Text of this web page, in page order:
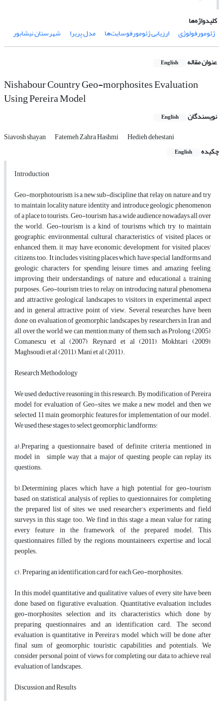
کلیدواژه‌ها
ژئومورفولوژی
ارزیابی ژئومورفوسایت‌ها مدل پریرا شهرستان نیشابور
عنوان مقاله English
Nishabour Country Geo-morphosites Evaluation
Using Pereira Model
نویسندگان English
Siavosh shayan Fatemeh Zahra Hashmi
Hedieh dehestani
چکیده
English
Introduction
Geo-morphotourism is a new sub-discipline that relay on nature and try
to maintain locality nature identity and introduce geologic phenomenon
of a place to tourists. Geo-tourism has a wide audience nowadays all over
the world. Geo-tourism is a kind of tourisms which try to maintain
geographic, environmental, cultural characteristics of visited places or
enhanced them; it may have economic development for visited places'
citizens, too. It includes visiting places which have special landforms and
geologic characters for spending leisure times and amazing feeling,
improving their understandings of nature and educational & training
purposes. Geo-tourism tries to relay on introducing natural phenomena
and attractive geological landscapes to visitors in experimental aspect
and in general attractive point of view. Several researches have been
done on evaluation of geomorphic landscapes by researchers in Iran and
all over the world, we can mention many of them such as Prolong (2005),
Comanescu et al (2007), Reynard et al (2011), Mokhtari (2009),
Maghsoudi et al (2011), Mani et al (2011).
Research Methodology
We used deductive reasoning in this research. By modification of Pereira
model for evaluation of Geo-sites, we make a new model, and then we
selected 11 main geomorphic features for implementation of our model.
We used these stages to select geomorphic landforms:
a).Preparing a questionnaire based of definite criteria mentioned in
model in simple way that a major of questing people can replay its
questions.
b).Determining places which have a high potential for geo-tourism
based on statistical analysis of replies to questionnaires, for completing
the prepared list of sites we used researcher's experiments and field
surveys in this stage, too. We find in this stage a mean value for rating
every feature in the framework of the prepared model. This
questionnaires filled by the regions mountaineers, expertise and local
peoples.
c). Preparing an identification card for each Geo-morphosites.
In this model quantitative and qualitative values of every site have been
done based on figurative evaluation. Quantitative evaluation includes
geo-morphosites selection and its characteristics which done by
preparing questionnaires and an identification card. The second
evaluation is quantitative in Pereira's model which will be done after
final sum of geomorphic touristic capabilities and potentials. We
consider personal point of views for completing our data to achieve real
evaluation of landscapes.
Discussion and Results